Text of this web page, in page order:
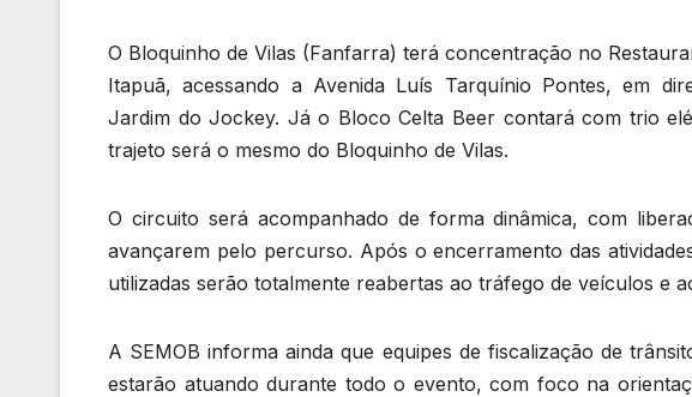
O Bloquinho de Vilas (Fanfarra) terá concentração no
Itapuã, acessando a Avenida Luís Tarquínio Pontes, em
Jardim do Jockey. Já o Bloco Celta Beer contará com trio
trajeto será o mesmo do Bloquinho de Vilas.
O circuito será acompanhado de forma dinâmica, com
avançarem pelo percurso. Após o encerramento das
utilizadas serão totalmente reabertas ao tráfego de veículos e
A SEMOB informa ainda que equipes de fiscalização de
estarão atuando durante todo o evento, com foco na